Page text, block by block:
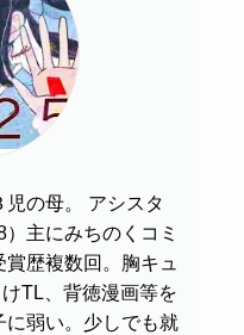
の母。 アシスタ
主にみちのくコミ
歴複数回。胸キュ
TL、背徳漫画等を
弱い。少しでも就